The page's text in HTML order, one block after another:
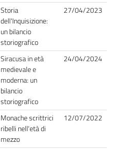
Storia
dell'Inquisizione:
un bilancio
storiografico
27/04/2023
Siracusa in età
medievale e
moderna: un
bilancio
storiografico
24/04/2024
Monache scrittrici
ribelli nell'età di
mezzo
12/07/2022